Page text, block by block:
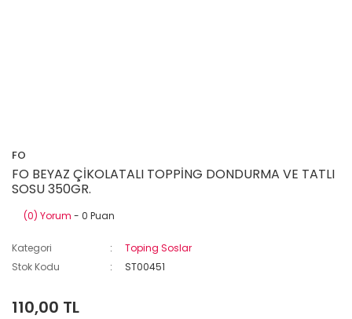
FO
FO BEYAZ ÇİKOLATALI TOPPİNG DONDURMA VE TATLI
SOSU 350GR.
(0) Yorum - 0 Puan
Kategori
Toping Soslar
Stok Kodu
ST00451
110,00 TL